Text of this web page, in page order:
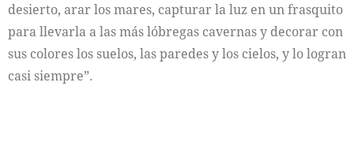
desierto, arar los mares, capturar la luz en un frasquito
para llevarla a las más lóbregas cavernas y decorar con
sus colores los suelos, las paredes y los cielos, y lo logran
casi siempre”.